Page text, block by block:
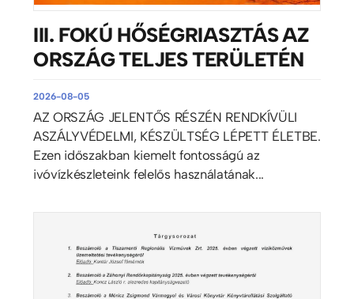
III. FOKÚ HŐSÉGRIASZTÁS AZ
ORSZÁG TELJES TERÜLETÉN
2026-08-05
AZ ORSZÁG JELENTŐS RÉSZÉN RENDKÍVÜLI
ASZÁLYVÉDELMI, KÉSZÜLTSÉG LÉPETT ÉLETBE.
Ezen időszakban kiemelt fontosságú az
ivóvízkészleteink felelős használatának...